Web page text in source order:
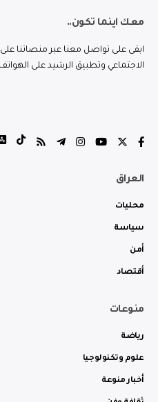
معك اينما تكون..
ابقى على تواصل معنا عبر منصاتنا
الاجتماعي وتطبيق الرشيد على الهواتف
العراق
محليات
سياسة
أمن
أقتصاد
منوعات
رياضة
علوم وتكنولوجيا
أخبار منوعة